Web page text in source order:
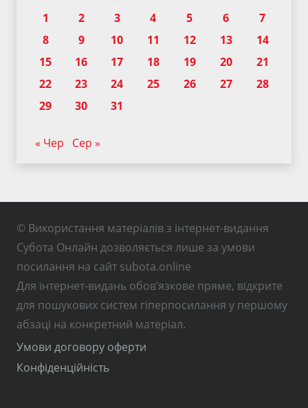
1 2 3 4 5 6
7
8
9 10 11 12 13
14
15
16 17 18 19 20
21
22
23 24 25 26 27
28
29
30 31
« Чер Сер »
© Використання матеріалів з інтернет-видання
Субота Онлайн дозволяється лише за умови
посилання на сайт subota.online
Для інтернет-видань обов’язкове пряме, відкрите
для пошукових систем гіперпосилання у першому
абзаці на конкретний матеріал.
Умови договору оферти
Конфіденційність